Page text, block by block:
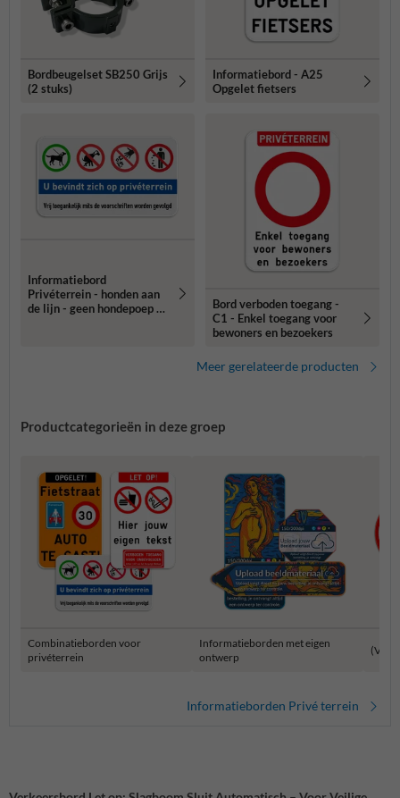
Bordbeugelset SB250 Grijs
(2 stuks)
Informatiebord - A25
Opgelet fietsers
Informatiebord
Privéterrein - honden aan
de lijn - geen hondepoep -
Bord verboden toegang -
C1 - Enkel toegang voor
bewoners en bezoekers
Meer gerelateerde producten
Productcategorieën in deze groep
Combinatieborden voor
privéterrein
Informatieborden met eigen
ontwerp
Informatieborden Privé terrein